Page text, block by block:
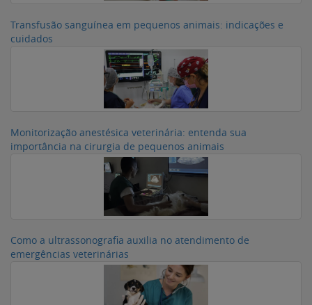
Transfusão sanguínea em pequenos animais: indicações e
cuidados
Monitorização anestésica veterinária: entenda sua
importância na cirurgia de pequenos animais
Como a ultrassonografia auxilia no atendimento de
emergências veterinárias